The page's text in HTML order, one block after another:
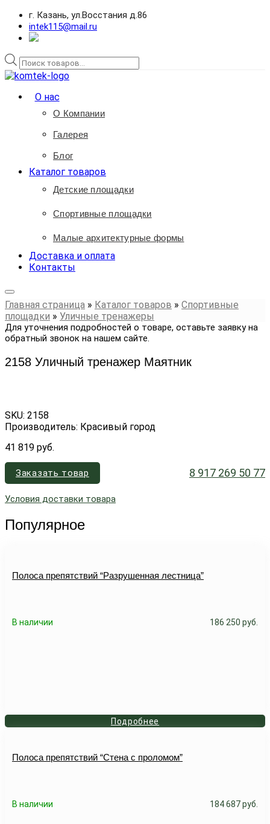
г. Казань, ул.Восстания д.86
intek115@mail.ru
Поиск
товаров
О нас
О Компании
Галерея
Блог
Каталог товаров
Детские площадки
Спортивные площадки
Малые архитектурные формы
Доставка и оплата
Контакты
Главная страница » Каталог товаров » Спортивные
площадки » Уличные тренажеры
Для уточнения подробностей о товаре, оставьте заявку на
обратный звонок на нашем сайте.
2158 Уличный тренажер Маятник
SKU: 2158
Производитель: Красивый город
41 819 руб.
Заказать товар 8 917 269 50 77
Условия доставки товара
Популярное
Полоса препятствий “Разрушенная лестница”
В наличии 186 250 руб.
Подробнее
Полоса препятствий “Стена с проломом”
В наличии 184 687руб.